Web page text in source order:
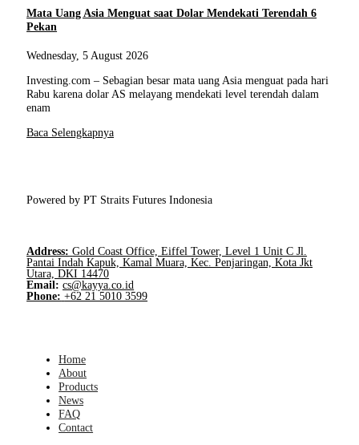
Mata Uang Asia Menguat saat Dolar Mendekati Terendah 6
Pekan
Wednesday, 5 August 2026
Investing.com – Sebagian besar mata uang Asia menguat pada hari
Rabu karena dolar AS melayang mendekati level terendah dalam
enam
Baca Selengkapnya
Powered by PT Straits Futures Indonesia
Address: Gold Coast Office, Eiffel Tower, Level 1 Unit C Jl.
Pantai Indah Kapuk, Kamal Muara, Kec. Penjaringan, Kota Jkt
Utara, DKI 14470
Email: cs@kayya.co.id
Phone: +62 21 5010 3599
Home
About
Products
News
FAQ
Contact